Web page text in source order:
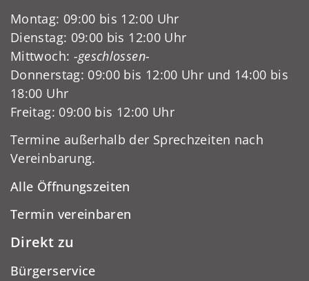
Montag: 09:00 bis 12:00 Uhr
Dienstag: 09:00 bis 12:00 Uhr
Mittwoch: -geschlossen-
Donnerstag: 09:00 bis 12:00 Uhr und 14:00 bis
18:00 Uhr
Freitag: 09:00 bis 12:00 Uhr
Termine außerhalb der Sprechzeiten nach
Vereinbarung.
Alle Öffnungszeiten
Termin vereinbaren
Direkt zu
Bürgerservice